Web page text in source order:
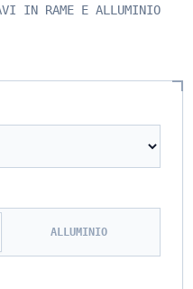
IN RAME E ALLUMINIO
ALLUMINIO